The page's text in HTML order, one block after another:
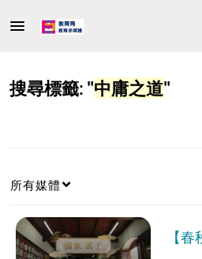
搜尋標籤: "中庸之道"
所有媒體